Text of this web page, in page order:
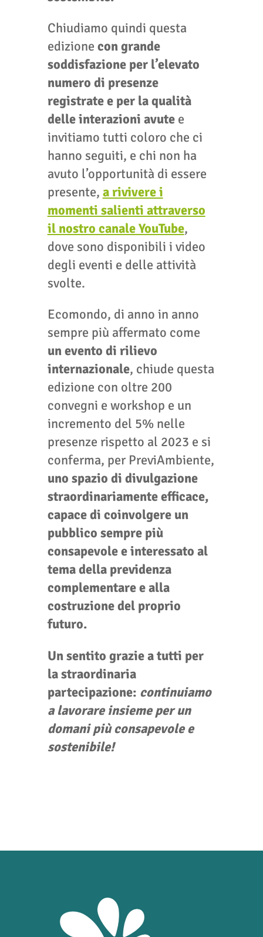
Chiudiamo quindi questa
edizione con grande
soddisfazione per l’elevato
numero di presenze
registrate e per la qualità
delle interazioni avute e
invitiamo tutti coloro che ci
hanno seguiti, e chi non ha
avuto l’opportunità di essere
presente, a rivivere i
momenti salienti attraverso
il nostro canale YouTube,
dove sono disponibili i video
degli eventi e delle attività
svolte.
Ecomondo, di anno in anno
sempre più affermato come
un evento di rilievo
internazionale, chiude questa
edizione con oltre 200
convegni e workshop e un
incremento del 5% nelle
presenze rispetto al 2023 e si
conferma, per PreviAmbiente,
uno spazio di divulgazione
straordinariamente efficace,
capace di coinvolgere un
pubblico sempre più
consapevole e interessato al
tema della previdenza
complementare e alla
costruzione del proprio
futuro.
Un sentito grazie a tutti per
la straordinaria
partecipazione: continuiamo
a lavorare insieme per un
domani più consapevole e
sostenibile!